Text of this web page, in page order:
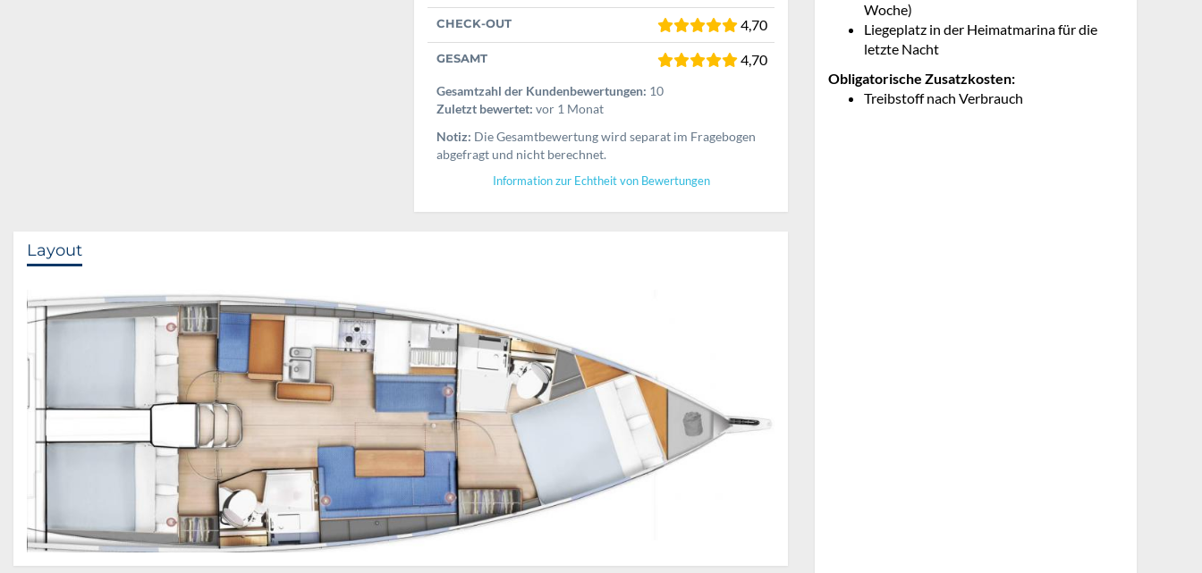
CHECK-OUT 4,70
GESAMT 4,70
Gesamtzahl der Kundenbewertungen: 10
Zuletzt bewertet: vor 1 Monat
Notiz: Die Gesamtbewertung wird separat im Fragebogen
abgefragt und nicht berechnet.
Information zur Echtheit von Bewertungen
Layout
Woche)
Liegeplatz in der Heimatmarina für die
letzte Nacht
Obligatorische Zusatzkosten:
Treibstoff nach Verbrauch